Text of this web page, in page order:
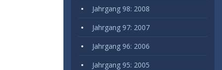
Jahrgang 98: 2008
Jahrgang 97: 2007
Jahrgang 96: 2006
Jahrgang 95: 2005